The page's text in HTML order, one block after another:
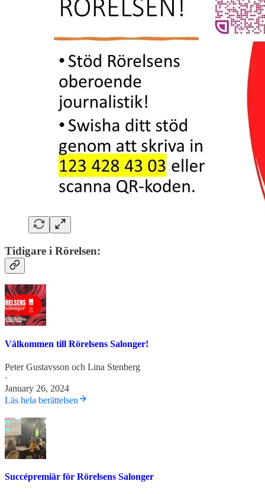
Tidigare i Rörelsen:
Välkommen till Rörelsens Salonger!
Peter Gustavsson och Lina Stenberg
·
January 26, 2024
Läs hela berättelsen
Succépremiär för Rörelsens Salonger